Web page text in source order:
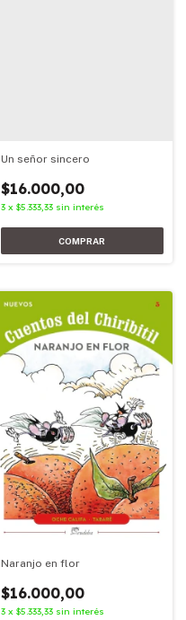
Un señor sincero
$16.000,00
3 x $5.333,33 sin interés
Naranjo en flor
$16.000,00
3 x $5.333,33 sin interés